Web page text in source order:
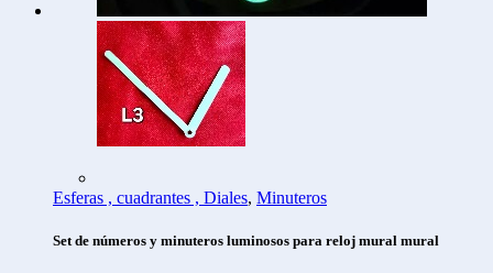
Esferas , cuadrantes , Diales, Minuteros
Set de números y minuteros luminosos para reloj mural mural